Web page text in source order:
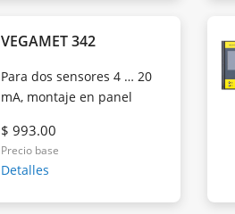
VEGAMET 342
Para dos sensores 4 … 20
mA, montaje en panel
$ 993.00
Precio base
Detalles